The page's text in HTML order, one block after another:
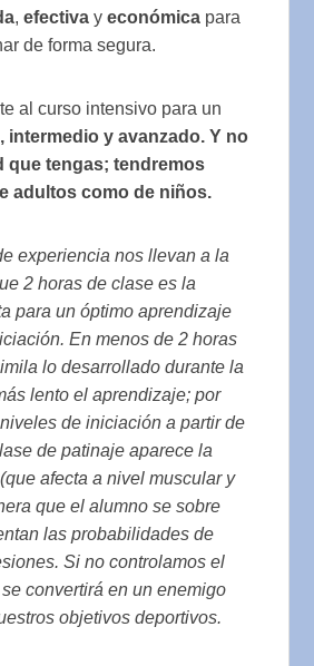
,efectiva yeconómica para
de forma segura.
al curso intensivo para un
intermedio y avanzado. Y no
que tengas; tendremos
adultos como de niños.
experiencia nos llevan a la
2 horas de clase es la
para un óptimo aprendizaje
En menos de 2 horas
lo desarrollado durante la
lento el aprendizaje; por
de iniciación a partir de
de patinaje aparece la
afecta a nivel muscular y
que el alumno se sobre
las probabilidades de
Si no controlamos el
convertirá en un enemigo
objetivos deportivos.